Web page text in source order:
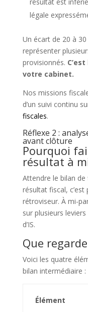
légale
Un écart de 20 à
représenter
provisionnés.
votre cabinet.
Nos missions
d’un suivi continu
fiscales.
Réflexe 2 :
avant clôture
Pourquoi
résultat à
Attendre le bilan de
résultat fiscal,
rétroviseur. À mi-
sur plusieurs
d’IS.
Que
Voici les quatre
bilan intermédiaire :
Élément